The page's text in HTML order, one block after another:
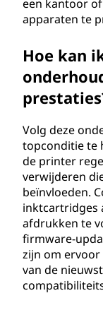
een kantoor
apparaten te
Hoe kan
Volg deze
topconditie te
de printer
verwijderen
beïnvloeden.
inktcartridges
afdrukken te
firmware-
zijn om
van de